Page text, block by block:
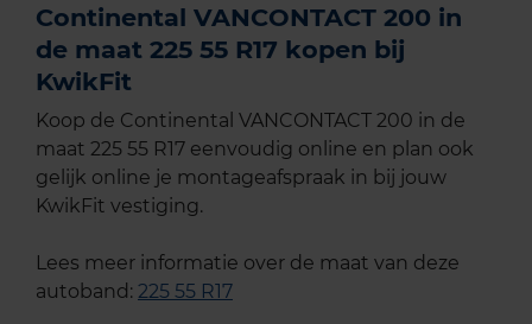
Continental VANCONTACT 200 in
de maat 225 55 R17 kopen bij
KwikFit
Koop de Continental VANCONTACT 200 in de
maat 225 55 R17 eenvoudig online en plan ook
gelijk online je montageafspraak in bij jouw
KwikFit vestiging.
Lees meer informatie over de maat van deze
autoband: 225 55 R17